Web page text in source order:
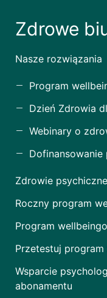
Zdrowe
Nasze rozwiązania
Program
Dzień Zdrowia
Webinary o
Dofinansowanie
Zdrowie
Roczny program
Program
Przetestuj
Wsparcie
abonamentu